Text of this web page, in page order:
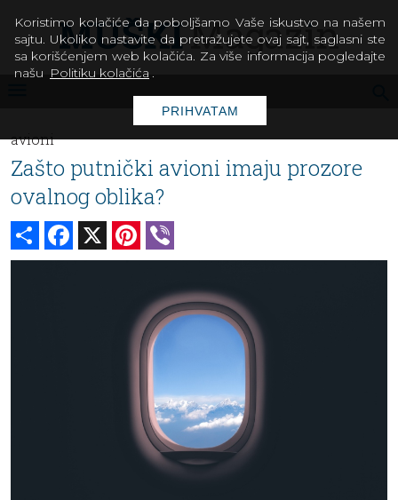
avioni
Zašto putnički avioni imaju prozore
ovalnog oblika?
Share Facebook Pinterest
Koristimo kolačiće da poboljšamo Vaše iskustvo na našem
sajtu. Ukoliko nastavite da pretražujete ovaj sajt, saglasni ste
sa korišćenjem web kolačića. Za više informacija pogledajte
našu Politiku kolačića .
PRIHVATAM